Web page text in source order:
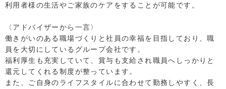
利用者様の生活やご家族のケアをすることが可能です。
〈アドバイザーから一言〉
働きがいのある職場づくりと社員の幸福を目指しており、職
員を大切にしているグループ会社です。
福利厚生も充実していて、賞与も支給され職員へしっかりと
還元してくれる制度が整っています。
また、ご自身のライフスタイルに合わせて勤務しやすく、長